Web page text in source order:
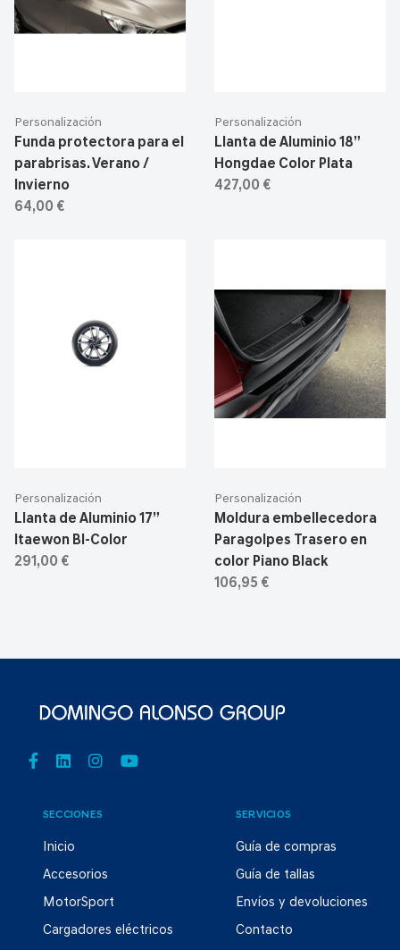
Personalización
Funda protectora para el
parabrisas. Verano /
Invierno
64,00 €
Personalización
Llanta de Aluminio 18”
Hongdae Color Plata
427,00 €
Personalización
Llanta de Aluminio 17”
Itaewon BI-Color
291,00 €
Personalización
Moldura embellecedora
Paragolpes Trasero en
color Piano Black
106,95 €
SECCIONES
Inicio
Accesorios
MotorSport
Cargadores eléctricos
SERVICIOS
Guía de compras
Guía de tallas
Envíos y devoluciones
Contacto